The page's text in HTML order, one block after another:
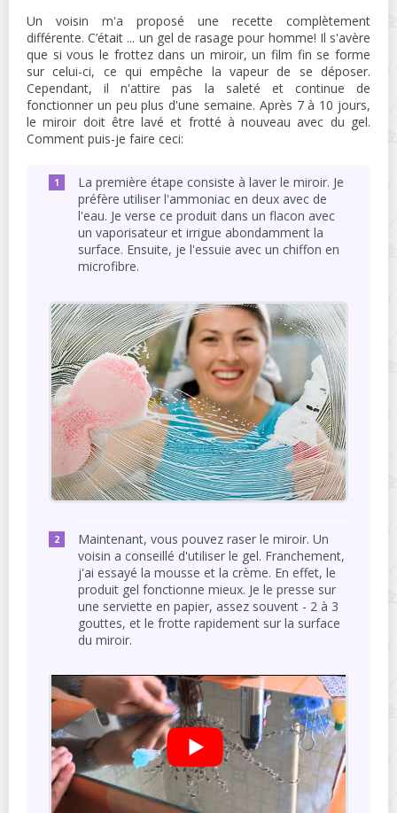
Un voisin m'a proposé une recette complètement
différente. C’était ... un gel de rasage pour homme! Il s'avère
que si vous le frottez dans un miroir, un film fin se forme
sur celui-ci, ce qui empêche la vapeur de se déposer.
Cependant, il n'attire pas la saleté et continue de
fonctionner un peu plus d'une semaine. Après 7 à 10 jours,
le miroir doit être lavé et frotté à nouveau avec du gel.
Comment puis-je faire ceci:
La première étape consiste à laver le miroir. Je
préfère utiliser l'ammoniac en deux avec de
l'eau. Je verse ce produit dans un flacon avec
un vaporisateur et irrigue abondamment la
surface. Ensuite, je l'essuie avec un chiffon en
microfibre.
Maintenant, vous pouvez raser le miroir. Un
voisin a conseillé d'utiliser le gel. Franchement,
j'ai essayé la mousse et la crème. En effet, le
produit gel fonctionne mieux. Je le presse sur
une serviette en papier, assez souvent - 2 à 3
gouttes, et le frotte rapidement sur la surface
du miroir.